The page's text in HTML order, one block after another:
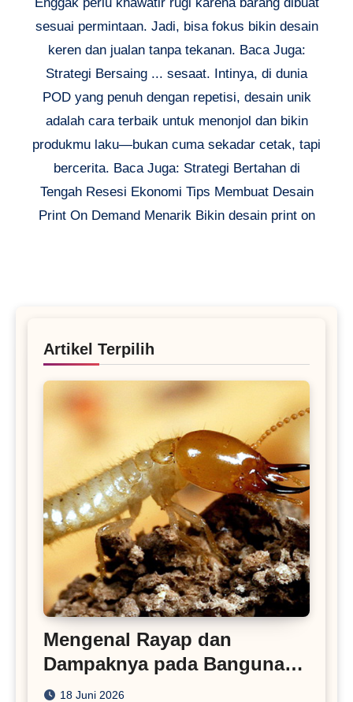
sesuai permintaan. Jadi, bisa fokus bikin desain
keren dan jualan tanpa tekanan. Baca Juga:
Strategi Bersaing ... sesaat. Intinya, di dunia
POD yang penuh dengan repetisi, desain unik
adalah cara terbaik untuk menonjol dan bikin
produkmu laku—bukan cuma sekadar cetak, tapi
bercerita. Baca Juga: Strategi Bertahan di
Tengah Resesi Ekonomi Tips Membuat Desain
Print On Demand Menarik Bikin desain print on
Artikel Terpilih
Mengenal Rayap dan
Dampaknya pada Bangunan
Rumah
18 Juni 2026